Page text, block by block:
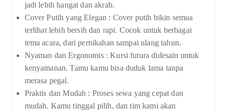
jadi lebih hangat dan akrab.
Cover Putih yang Elegan : Cover putih bikin semua
terlihat lebih bersih dan rapi. Cocok untuk berbagai
tema acara, dari pernikahan sampai ulang tahun.
Nyaman dan Ergonomis : Kursi futura didesain untuk
kenyamanan. Tamu kamu bisa duduk lama tanpa
merasa pegal.
Praktis dan Mudah : Proses sewa yang cepat dan
mudah. Kamu tinggal pilih, dan tim kami akan